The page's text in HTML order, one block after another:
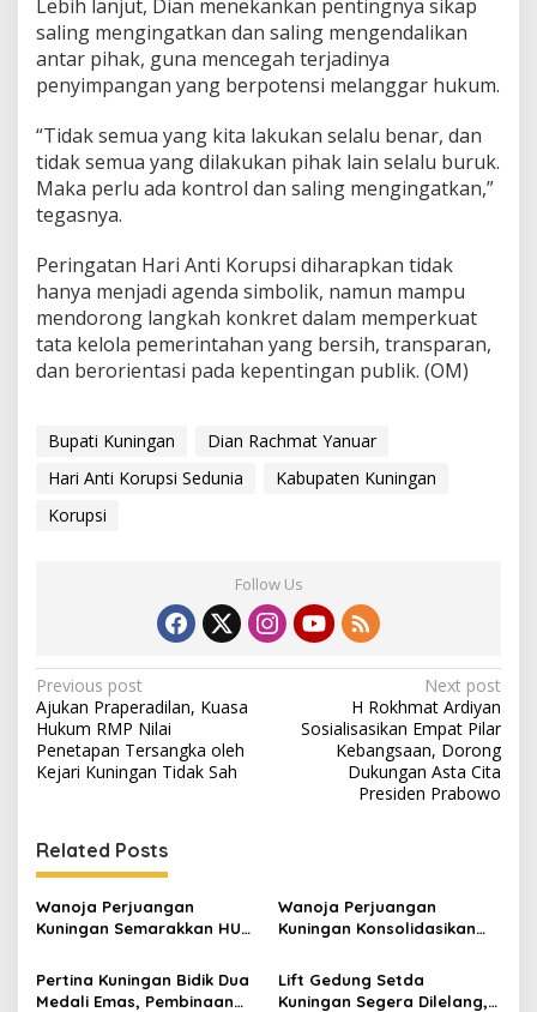
Lebih lanjut, Dian menekankan pentingnya sikap
saling mengingatkan dan saling mengendalikan
antar pihak, guna mencegah terjadinya
penyimpangan yang berpotensi melanggar hukum.
“Tidak semua yang kita lakukan selalu benar, dan
tidak semua yang dilakukan pihak lain selalu buruk.
Maka perlu ada kontrol dan saling mengingatkan,”
tegasnya.
Peringatan Hari Anti Korupsi diharapkan tidak
hanya menjadi agenda simbolik, namun mampu
mendorong langkah konkret dalam memperkuat
tata kelola pemerintahan yang bersih, transparan,
dan berorientasi pada kepentingan publik. (OM)
Bupati Kuningan
Dian Rachmat Yanuar
Hari Anti Korupsi Sedunia
Kabupaten Kuningan
Korupsi
Follow Us
Post
navigation
Previous post
Ajukan Praperadilan, Kuasa
Hukum RMP Nilai
Penetapan Tersangka oleh
Kejari Kuningan Tidak Sah
Next post
H Rokhmat Ardiyan
Sosialisasikan Empat Pilar
Kebangsaan, Dorong
Dukungan Asta Cita
Presiden Prabowo
Related Posts
Wanoja Perjuangan
Kuningan Semarakkan HUT
Perempuan Harus Sehat
dan Berdaya
Wanoja Perjuangan
Kuningan Konsolidasikan
Kegiatan Positif Generasi
Muda
Pertina Kuningan Bidik Dua
Medali Emas, Pembinaan
Lift Gedung Setda
Kuningan Segera Dilelang,